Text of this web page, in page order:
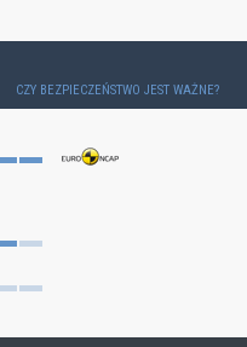
CZY BEZPIECZEŃSTWO JEST WAŻNE?